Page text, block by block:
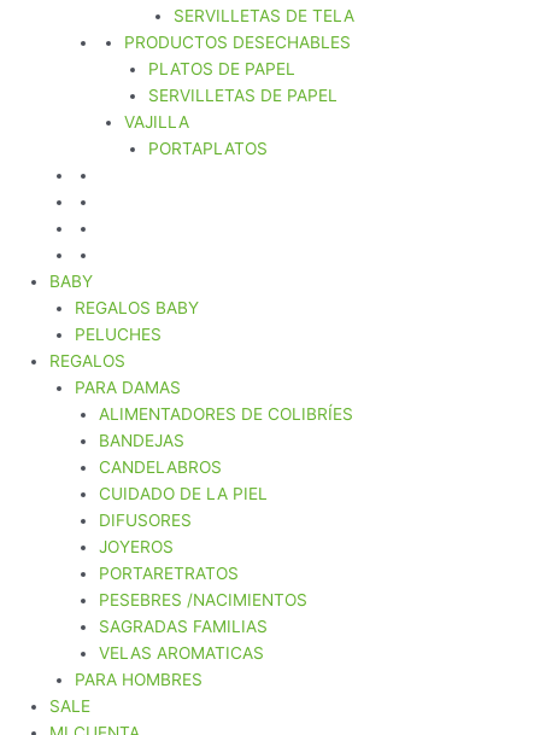
SERVILLETAS DE TELA
PRODUCTOS DESECHABLES
PLATOS DE PAPEL
SERVILLETAS DE PAPEL
VAJILLA
PORTAPLATOS
BABY
REGALOS BABY
PELUCHES
REGALOS
PARA DAMAS
ALIMENTADORES DE COLIBRÍES
BANDEJAS
CANDELABROS
CUIDADO DE LA PIEL
DIFUSORES
JOYEROS
PORTARETRATOS
PESEBRES /NACIMIENTOS
SAGRADAS FAMILIAS
VELAS AROMATICAS
PARA HOMBRES
SALE